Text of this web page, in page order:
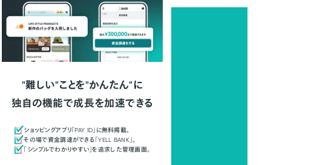
"難しい"ことを"かんたん"に
独自の機能で成長を加速できる
ショッピングアプリ「PAY ID」に無料掲載。
その場で資金調達ができる「YELL BANK」。
「シンプルでわかりやすい」を追求した管理画面。